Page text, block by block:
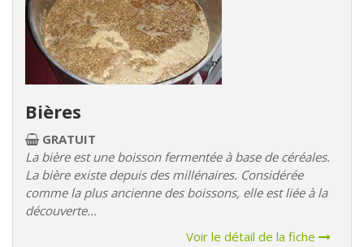
Bières
GRATUIT
La bière est une boisson fermentée à base de céréales.
La bière existe depuis des millénaires. Considérée
comme la plus ancienne des boissons, elle est liée à la
découverte...
Voir le détail de la fiche